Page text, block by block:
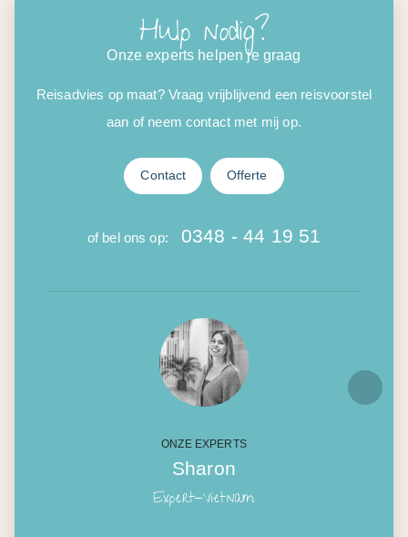
Hulp nodig?
Onze experts helpen je graag
Reisadvies op maat? Vraag vrijblijvend een reisvoorstel
aan of neem contact met mij op.
Contact Offerte
of bel ons op: 0348 - 44 19 51
ONZE EXPERTS
Sharon
Expert-Vietnam